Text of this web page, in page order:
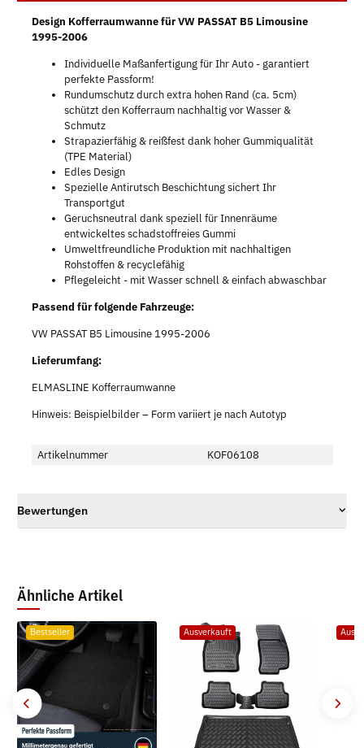
Design Kofferraumwanne für VW PASSAT B5 Limousine
1995-2006
Individuelle Maßanfertigung für Ihr Auto - garantiert
perfekte Passform!
Rundumschutz durch extra hohen Rand (ca. 5cm)
schützt den Kofferraum nachhaltig vor Wasser &
Schmutz
Strapazierfähig & reißfest dank hoher Gummiqualität
(TPE Material)
Edles Design
Spezielle Antirutsch Beschichtung sichert Ihr
Transportgut
Geruchsneutral dank speziell für Innenräume
entwickeltes schadstoffreies Gummi
Umweltfreundliche Produktion mit nachhaltigen
Rohstoffen & recyclefähig
Pflegeleicht - mit Wasser schnell & einfach abwaschbar
Passend für folgende Fahrzeuge:
VW PASSAT B5 Limousine 1995-2006
Lieferumfang:
ELMASLINE Kofferraumwanne
Hinweis: Beispielbilder – Form variiert je nach Autotyp
Artikelnummer KOF06108
Bewertungen
Ähnliche Artikel
Bestseller Ausverkauft